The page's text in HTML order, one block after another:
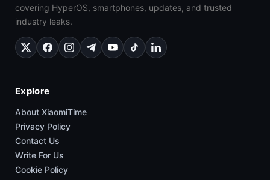
covering HyperOS, smartphones, updates, and trusted
industry leaks.
Explore
About XiaomiTime
Privacy Policy
Contact Us
Write For Us
Cookie Policy